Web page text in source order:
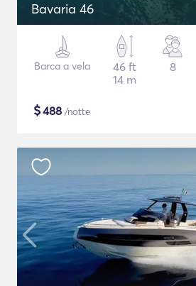
Bavaria 46
Barca a vela
46 ft
14 m
8
$488 /notte